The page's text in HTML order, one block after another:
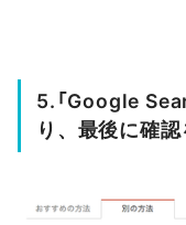
5.「Google
り、最後に確認